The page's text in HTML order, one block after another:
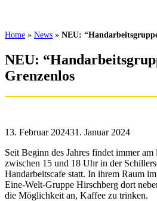
Home » News » NEU:
NEU:
Grenzenlos
13. Februar 202431. Januar 2024
Seit Beginn des Jahres findet immer
zwischen 15 und 18 Uhr in der
Handarbeitscafe statt. In ihrem Raum
Eine-Welt-Gruppe Hirschberg dort
die Möglichkeit an, Kaffee zu trinken.